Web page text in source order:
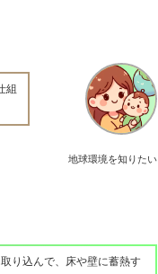
地球環境を知りたい
組
り込んで、床や壁に蓄熱す